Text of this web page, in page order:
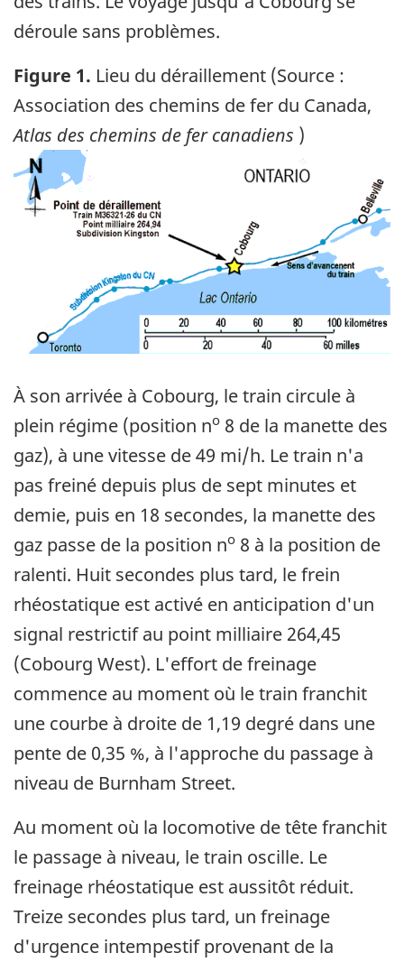
déroule sans problèmes.
Figure 1. Lieu du déraillement (Source :
Association des chemins de fer du Canada,
Atlas des chemins de fer canadiens )
Image
À son arrivée à Cobourg, le train circule à
plein régime (position no 8 de la manette des
gaz), à une vitesse de 49 mi/h. Le train n'a
pas freiné depuis plus de sept minutes et
demie, puis en 18 secondes, la manette des
gaz passe de la position no 8 à la position de
ralenti. Huit secondes plus tard, le frein
rhéostatique est activé en anticipation d'un
signal restrictif au point milliaire 264,45
(Cobourg West). L'effort de freinage
commence au moment où le train franchit
une courbe à droite de 1,19 degré dans une
pente de 0,35 %, à l'approche du passage à
niveau de Burnham Street.
Au moment où la locomotive de tête franchit
le passage à niveau, le train oscille. Le
freinage rhéostatique est aussitôt réduit.
Treize secondes plus tard, un freinage
d'urgence intempestif provenant de la